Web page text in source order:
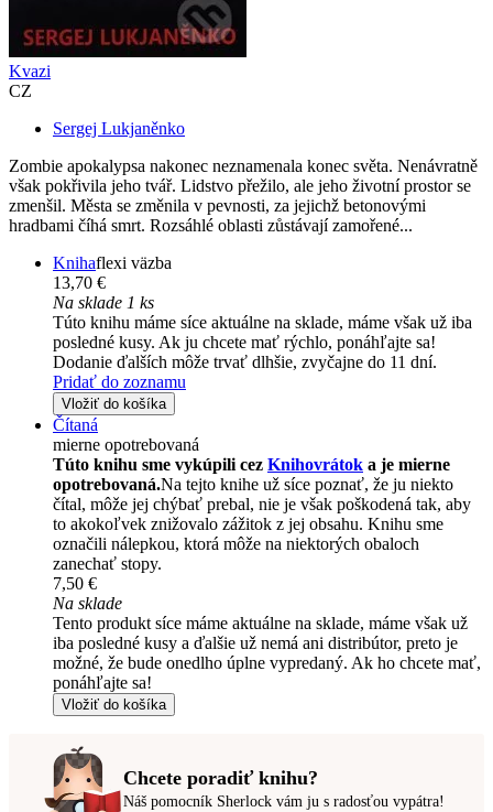
Kvazi
CZ
Sergej Lukjaněnko
Zombie apokalypsa nakonec neznamenala konec světa. Nenávratně
však pokřivila jeho tvář. Lidstvo přežilo, ale jeho životní prostor se
zmenšil. Města se změnila v pevnosti, za jejichž betonovými
hradbami číhá smrt. Rozsáhlé oblasti zůstávají zamořené...
Knihaflexi väzba
13,70 €
Na sklade 1 ks
Túto knihu máme síce aktuálne na sklade, máme však už iba
posledné kusy. Ak ju chcete mať rýchlo, ponáhľajte sa!
Dodanie ďalších môže trvať dlhšie, zvyčajne do 11 dní.
Pridať do zoznamu
Vložiť do košíka
Čítaná
mierne opotrebovaná
Túto knihu sme vykúpili cez Knihovrátok a je mierne
opotrebovaná.Na tejto knihe už síce poznať, že ju niekto
čítal, môže jej chýbať prebal, nie je však poškodená tak, aby
to akokoľvek znižovalo zážitok z jej obsahu. Knihu sme
označili nálepkou, ktorá môže na niektorých obaloch
zanechať stopy.
7,50 €
Na sklade
Tento produkt síce máme aktuálne na sklade, máme však už
iba posledné kusy a ďalšie už nemá ani distribútor, preto je
možné, že bude onedlho úplne vypredaný. Ak ho chcete mať,
ponáhľajte sa!
Vložiť do košíka
Chcete poradiť knihu?
Náš pomocník Sherlock vám ju s radosťou vypátra!